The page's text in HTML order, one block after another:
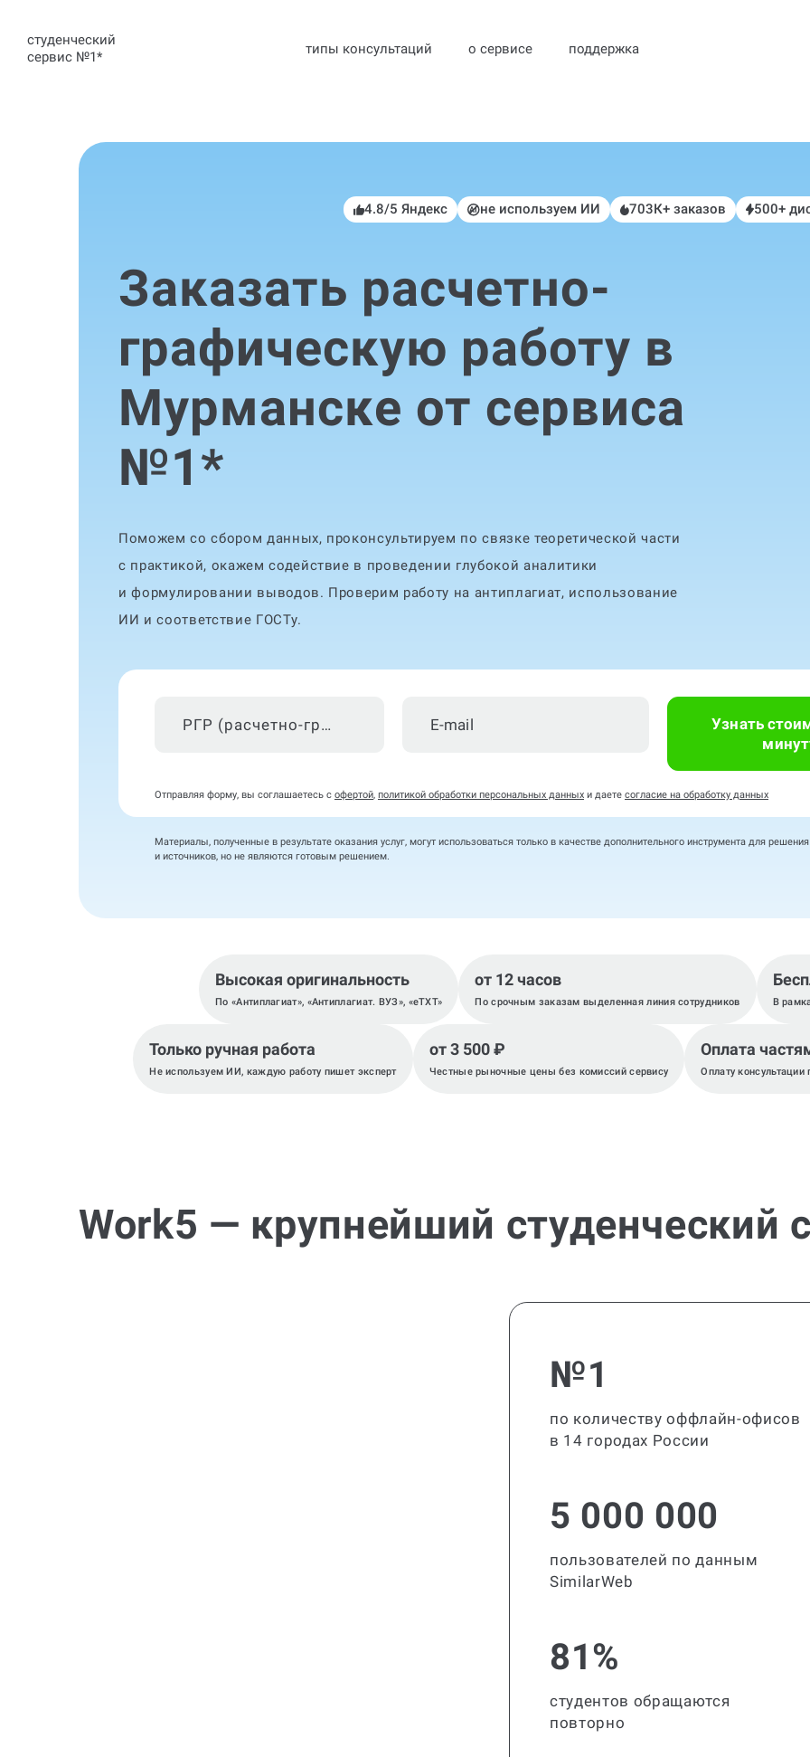
студенческий
сервис №1* типы консультаций о сервисе поддержка
4.8/5 Яндекс не используем ИИ 703К+ заказов 500+
Заказать расчетно-
графическую работу в
Мурманске от сервиса
№1*
Поможем со сбором данных, проконсультируем по связке теоретической части
с практикой, окажем содействие в проведении глубокой аналитики
и формулировании выводов. Проверим работу на антиплагиат, использование
ИИ и соответствие ГОСТу.
РГР (расчетно-графическая работа)
Узнать
Отправляя форму, вы соглашаетесь с офертой, политикой обработки персональных данных и даете согласие на обработку данных
Материалы, полученные в результате оказания услуг, могут использоваться только в качестве дополнительного инструмента для
и источников, но не являются готовым решением.
Высокая оригинальность
По «Антиплагиат», «Антиплагиат. ВУЗ», «eTXT»
от 12 часов
По срочным заказам выделенная линия сотрудников В
Только ручная работа
Не используем ИИ, каждую работу пишет эксперт
от 3 500 ₽
Честные рыночные цены без комиссий сервису
Оплата
Оплату
Work5 — крупнейший студенческий
№1
по количеству оффлайн-офисов
в 14 городах России
5 000 000
пользователей по данным
SimilarWeb
81%
студентов обращаются
повторно